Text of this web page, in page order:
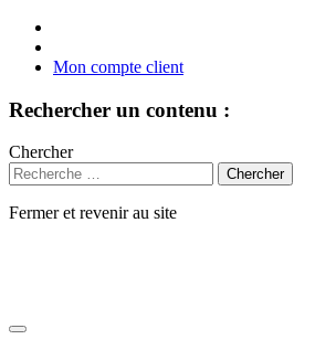
Mon compte client
Rechercher un contenu :
Chercher
Fermer et revenir au site